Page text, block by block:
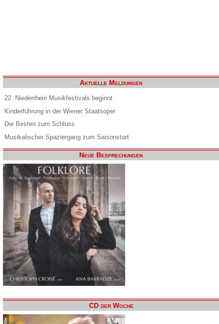
Aktuelle Meldungen
22. Niederrhein Musikfestivals beginnt
Kinderführung in der Wiener Staatsoper
Die Besten zum Schluss
Musikalischer Spaziergang zum Saisonstart
Neue Besprechungen
CD der Woche